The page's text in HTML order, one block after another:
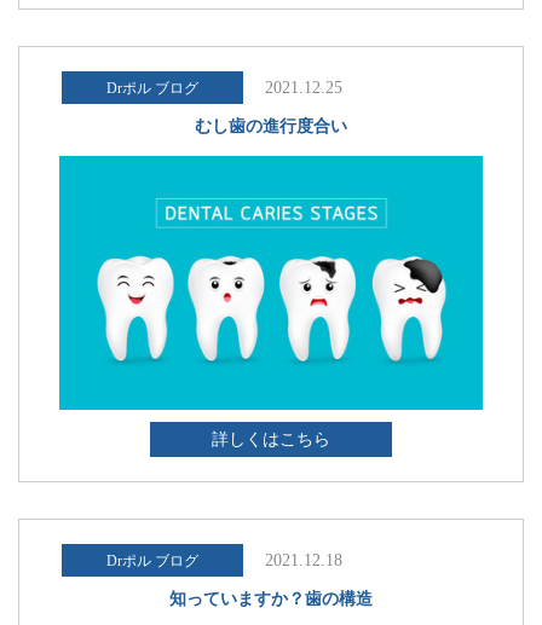
Drポル ブログ 2021.12.25
むし歯の進行度合い
詳しくはこちら
Drポル ブログ 2021.12.18
知っていますか？歯の構造